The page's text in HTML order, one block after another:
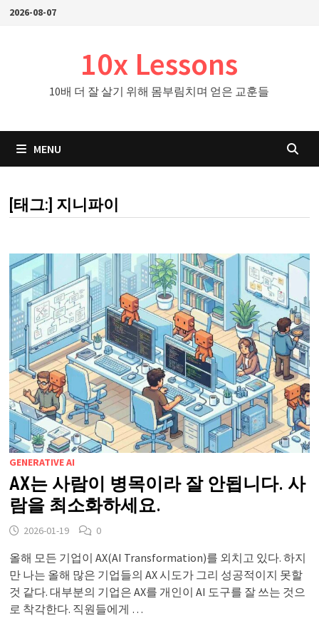
Skip2026-08-07
10x Lessons
10배 더 잘 살기 위해 몸부림치며 얻은 교훈들
MENU
[태그:] 지니파이
GENERATIVE AI
AX는 사람이 병목이라 잘 안됩니다. 사
람을 최소화하세요.
2026-01-19 0
올해 모든 기업이 AX(AI Transformation)를 외치고 있다. 하지
만 나는 올해 많은 기업들의 AX 시도가 그리 성공적이지 못할
것 같다. 대부분의 기업은 AX를 개인이 AI 도구를 잘 쓰는 것으
로 착각한다. 직원들에게 …